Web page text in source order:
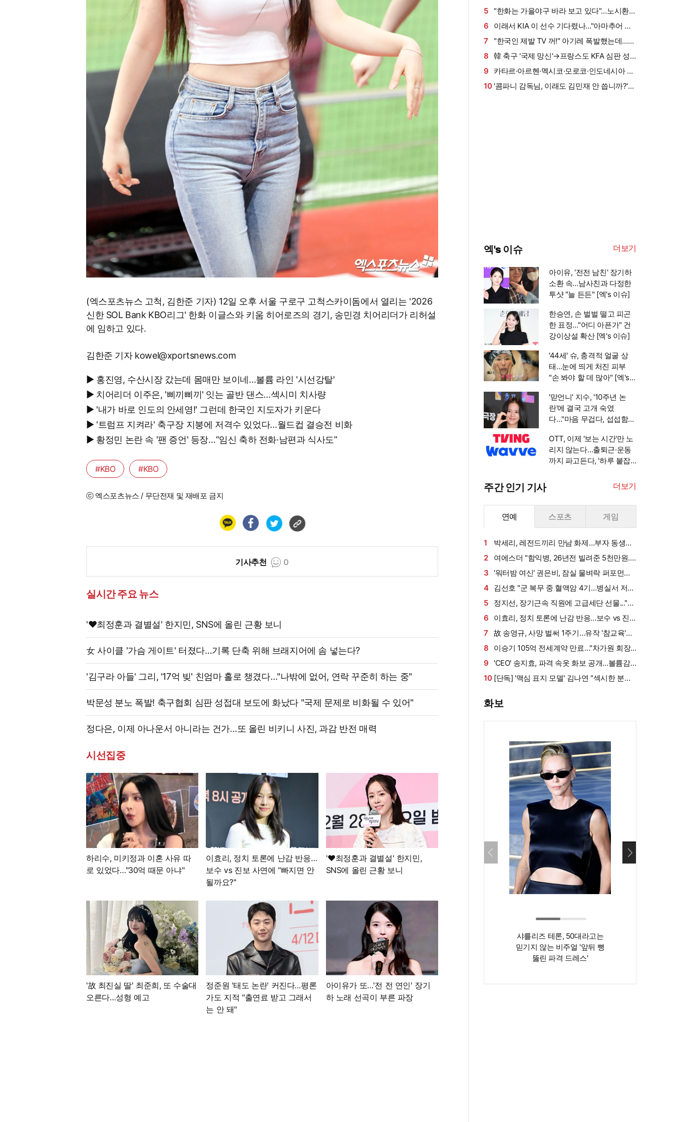
(엑스포츠뉴스 고척, 김한준 기자) 12일 오후 서울 구로구 고척스카이돔에서 열리는 '2026
신한 SOL Bank KBO리그' 한화 이글스와 키움 히어로즈의 경기, 송민경 치어리더가 리허설
에 임하고 있다.
김한준 기자 kowel@xportsnews.com
▶ 홍진영, 수산시장 갔는데 몸매만 보이네…볼륨 라인 '시선강탈'
▶ 치어리더 이주은, '삐끼삐끼' 잇는 골반 댄스…섹시미 치사량
▶ '내가 바로 인도의 안세영!' 그런데 한국인 지도자가 키운다
▶ '트럼프 지켜라' 축구장 지붕에 저격수 있었다…월드컵 결승전 비화
▶ 황정민 논란 속 '팬 증언' 등장…“임신 축하 전화·남편과 식사도”
#KBO #KBO
ⓒ 엑스포츠뉴스 / 무단전재 및 재배포 금지
기사추천 0
실시간 주요 뉴스
'♥최정훈과 결별설' 한지민, SNS에 올린 근황 보니
女 사이클 '가슴 게이트' 터졌다…기록 단축 위해 브래지어에 솜 넣는다?
'김구라 아들' 그리, '17억 빚' 친엄마 홀로 챙겼다…"나밖에 없어, 연락 꾸준히 하는 중"
박문성 분노 폭발! 축구협회 심판 성접대 보도에 화났다 "국제 문제로 비화될 수 있어"
정다은, 이제 아나운서 아니라는 건가…또 올린 비키니 사진, 과감 반전 매력
시선집중
하리수, 미키정과 이혼 사유 따
로 있었다…"30억 때문 아냐"
이효리, 정치 토론에 난감 반응…
보수 vs 진보 사연에 "빠지면 안
될까요?"
'♥최정훈과 결별설' 한지민,
SNS에 올린 근황 보니
'故 최진실 딸' 최준희, 또 수술대
오른다…성형 예고
정준원 '태도 논란' 커진다…평론
가도 지적 "출연료 받고 그래서
는 안 돼"
아이유가 또…'전 전 연인' 장기
하 노래 선곡이 부른 파장
14~16일 두산전 뜻깊은 행사 마련
5
"한화는 가을야구 바라 보고 있다"…노시환의
짧고 굵은 각오, 푹 쉬고 5위 도약 겨냥
6
이래서 KIA 이 선수 기다렸나…"아마추어 같
은 생각하면 또 힘들어" 베테랑 안방마님의 진심
어린 조언
7
"한국인 제발 TV 꺼!" 아기레 폭발했는데…세
상 달라졌다! 이번엔 ATM이 직접 변경 요청
→"낮 경기 한다, LEE 영입 효과 극대화"
8 韓 축구 '국제 망신'→프랑스도 KFA 심판 성
접대 보도…"빼앗긴 이탈리아·스페인전 우리도
알아" 2002년 4강 신화 의심까지
9
카타르·아르헨·멕시코·모로코·인도네시아 vs
잉글랜드·독일·크로아티아·네덜란드·요르단…세
10 '콤파니 감독님, 이래도 김민재 안 씁니까?'
엑's 이슈 더보기
아이유, '전전 남친' 장기하
소환 속…남사친과 다정한
투샷 "늘 든든" [엑's 이슈]
한승연, 손 벌벌 떨고 피곤
한 표정…"어디 아픈가" 건
강이상설 확산 [엑's 이슈]
'44세' 슈, 충격적 얼굴 상
태…눈에 띄게 처진 피부
"손 봐야 할 데 많아" [엑's
'맏언니' 지수, '10주년 논
란'에 결국 고개 숙였
다…"마음 무겁다, 섭섭함
OTT, 이제 '보는 시간'만 노
리지 않는다…출퇴근·운동
까지 파고든다, '하루 붙잡
주간 인기 기사 더보기
연예 스포츠 게임
1
박세리, 레전드끼리 만남 화제…부자 동생에
게 밥 샀다가 '반전'
2
여에스더 "함익병, 26년전 빌려준 5천만원...
그덕에 사업 시작" (동상이몽2)[종합]
3
'워터밤 여신' 권은비, 잠실 물벼락 퍼포먼스
'후끈'…두산 승리요정 등극
4
김선호 "군 복무 중 혈액암 4기…병실서 저만
살아남았다" (내 남은 연애)
5
정지선, 장기근속 직원에 고급세단 선물..."차
부담되면 명품백도 가능" (사당귀)[전일야화]
6
이효리, 정치 토론에 난감 반응…보수 vs 진
보 사연에 "빠지면 안 될까요?"
7
故 송영규, 사망 벌써 1주기…유작 '참교육'서
묵직한 존재감
8
이승기 105억 전세계약 만료…"차가원 회장,
보증금 안 주면 법적 조치"
9
'CEO' 송지효, 파격 속옷 화보 공개…볼륨감·
라인 모두 '퍼펙트'
10 [단독] '맥심 표지 모델' 김나연 "섹시한 분들
화보
샤를리즈 테론, 50대라고는
믿기지 않는 비주얼 '앞뒤 뻥
뚫린 파격 드레스'